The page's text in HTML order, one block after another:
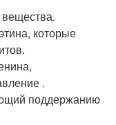
которые
.
поддержанию